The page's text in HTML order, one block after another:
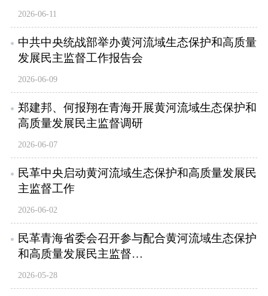
2026-06-11
中共中央统战部举办黄河流域生态保护和高质量
发展民主监督工作报告会
2026-06-09
郑建邦、何报翔在青海开展黄河流域生态保护和
高质量发展民主监督调研
2026-06-07
民革中央启动黄河流域生态保护和高质量发展民
主监督工作
2026-06-02
民革青海省委会召开参与配合黄河流域生态保护
和高质量发展民主监督…
2026-05-28